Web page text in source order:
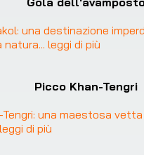
una destinazione
natura... leggi di più
Picco Khan-Tengri
Tengri: una maestosa
leggi di più